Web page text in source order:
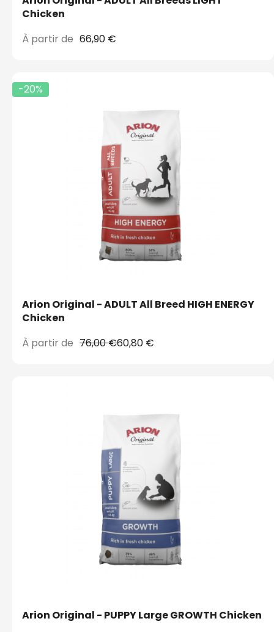
Chicken
À partir de 66,90 €
-20%
Arion Original - ADULT All Breed HIGH ENERGY
Chicken
À partir de 76,00 €60,80 €
Arion Original - PUPPY Large GROWTH Chicken